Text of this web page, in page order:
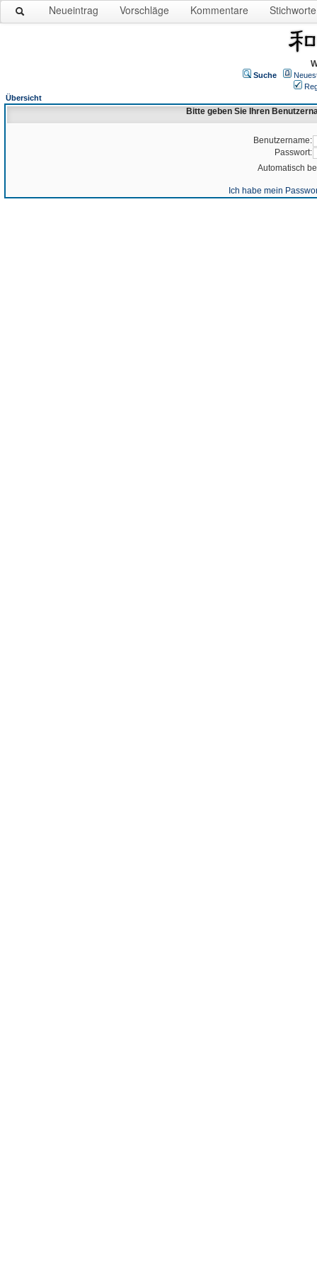
Neueintrag Vorschläge Kommentare Stichworte
Suche
Übersicht
Bitte geben Sie Ihren
Benutzername:
Passwort:
Automatisch
Ich habe mein